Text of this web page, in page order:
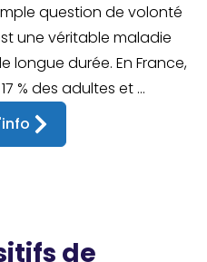
question de volonté
une véritable maladie
longue durée. En France,
% des adultes et ...
de